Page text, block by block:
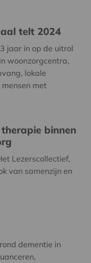
telt 2024
jaar in op de uitrol
woonzorgcentra,
lokale
met
binnen
Lezerscollectief,
van samenzijn en
dementie in